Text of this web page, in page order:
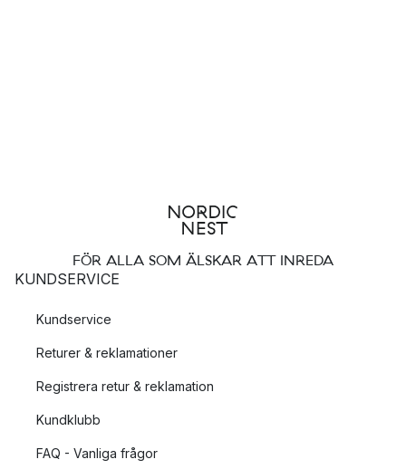
FÖR ALLA SOM ÄLSKAR ATT INREDA
KUNDSERVICE
Kundservice
Returer & reklamationer
Registrera retur & reklamation
Kundklubb
FAQ - Vanliga frågor